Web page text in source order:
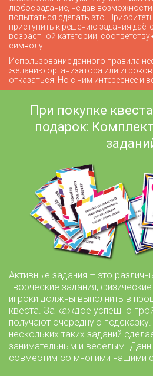
любое задание, не дав
попытаться сделать это.
приступить к решению задания
возрастной категории,
символу.
Использование данного правила
желанию организатора или
отказаться. Но с ним интереснее и
При покупке
подарок:
Активные задания – это
творческие задания,
игроки должны выполнить в
квеста. За каждое успешно
получают очередную
нескольких таких заданий
занимательным и веселым.
совместим со многими нашими